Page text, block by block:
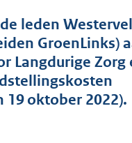
d
s
g
r
o
leden
GroenLinks)
Langdurige Zorg
19 oktober 2022).